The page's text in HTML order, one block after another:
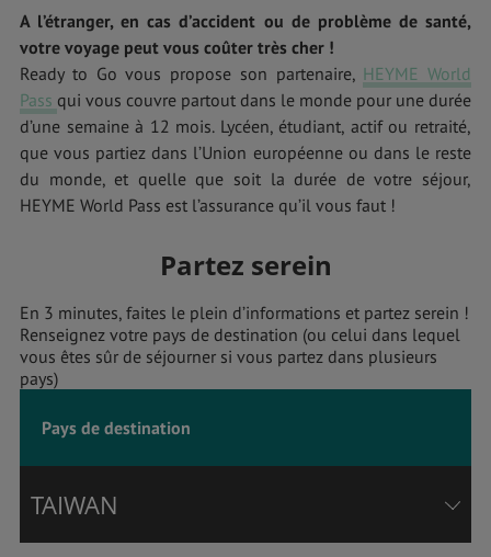
A l’étranger, en cas d’accident ou de problème de santé,
votre voyage peut vous coûter très cher !
Ready to Go vous propose son partenaire, HEYME World
Pass qui vous couvre partout dans le monde pour une durée
d’une semaine à 12 mois. Lycéen, étudiant, actif ou retraité,
que vous partiez dans l’Union européenne ou dans le reste
du monde, et quelle que soit la durée de votre séjour,
HEYME World Pass est l’assurance qu’il vous faut !
Partez serein
En 3 minutes, faites le plein d’informations et partez serein !
Renseignez votre pays de destination (ou celui dans lequel
vous êtes sûr de séjourner si vous partez dans plusieurs
pays)
Pays de destination
TAIWAN